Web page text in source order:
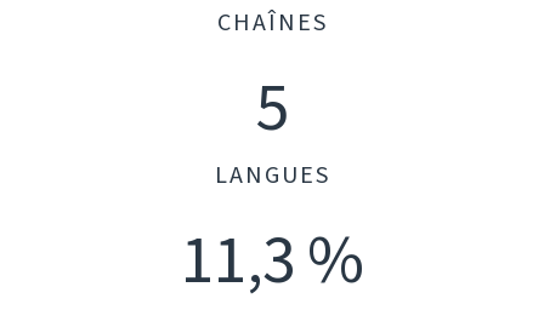
CHAÎNES
5
LANGUES
11,3 %